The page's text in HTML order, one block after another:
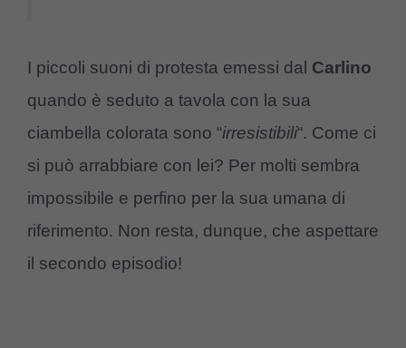
I piccoli suoni di protesta emessi dal Carlino
quando è seduto a tavola con la sua
ciambella colorata sono “irresistibili“. Come ci
si può arrabbiare con lei? Per molti sembra
impossibile e perfino per la sua umana di
riferimento. Non resta, dunque, che aspettare
il secondo episodio!